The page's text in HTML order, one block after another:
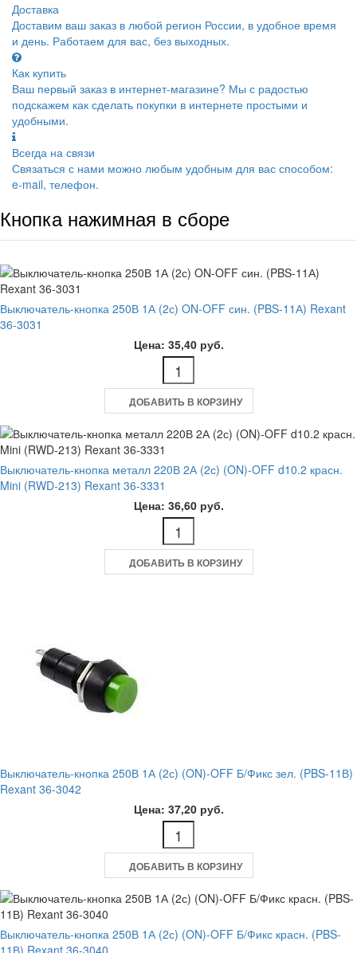
Доставка
Доставим ваш заказ в любой регион России, в удобное время
и день. Работаем для вас, без выходных.
Как купить
Ваш первый заказ в интернет-магазине? Мы с радостью
подскажем как сделать покупки в интернете простыми и
удобными.
Всегда на связи
Связаться с нами можно любым удобным для вас способом:
e-mail, телефон.
Кнопка нажимная в сборе
Выключатель-кнопка 250В 1А (2с) ON-OFF син. (PBS-11А) Rexant
36-3031
Цена: 35,40 руб.
ДОБАВИТЬ В КОРЗИНУ
Выключатель-кнопка металл 220В 2А (2с) (ON)-OFF d10.2 красн.
Mini (RWD-213) Rexant 36-3331
Цена: 36,60 руб.
ДОБАВИТЬ В КОРЗИНУ
Выключатель-кнопка 250В 1А (2с) (ON)-OFF Б/Фикс зел. (PBS-11В)
Rexant 36-3042
Цена: 37,20 руб.
ДОБАВИТЬ В КОРЗИНУ
Выключатель-кнопка 250В 1А (2с) (ON)-OFF Б/Фикс красн. (PBS-